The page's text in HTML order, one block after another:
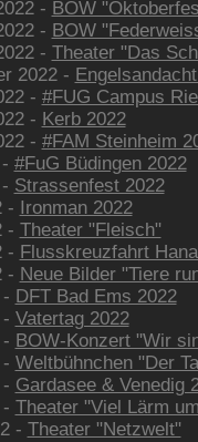
- BOW
- BOW
- Theater "Das
2022 -
- #FUG Campus
- Kerb 2022
- #FAM Steinheim
#FuG Büdingen 2022
Strassenfest 2022
-
Ironman 2022
- Theater "Fleisch"
- Flusskreuzfahrt
- Neue Bilder "Tiere
DFT Bad Ems 2022
Vatertag 2022
BOW-Konzert "Wir
Weltbühnchen "Der
Gardasee & Venedig
Theater "Viel Lärm
- Theater "Netzwelt"